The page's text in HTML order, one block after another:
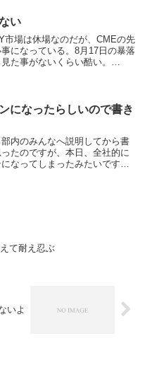
い
市場は休場なのだが、CMEの先
になっている。8月17日の暴落
た事がないくらい酷い。
になったらしいので書き
内のみんなへ説明してから書
ったのですが、本日、全社的に
なってしまったみたいですの
て耐え忍ぶ
いよ